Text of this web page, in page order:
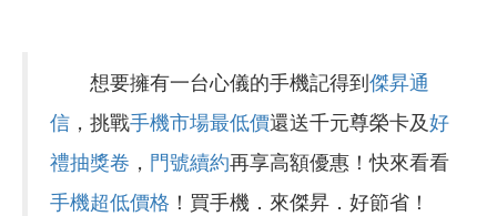
想要擁有一台心儀的手機記得到 傑昇通
信 ，挑戰手機市場最低價還送千元尊榮卡及好
禮抽獎卷 ， 門號續約再享高額優惠！快來看看
手機超低價格 ！買手機．來傑昇．好節省！